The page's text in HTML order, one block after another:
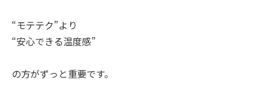
“モテテク”より
“安心できる温度感”
の方がずっと重要です。